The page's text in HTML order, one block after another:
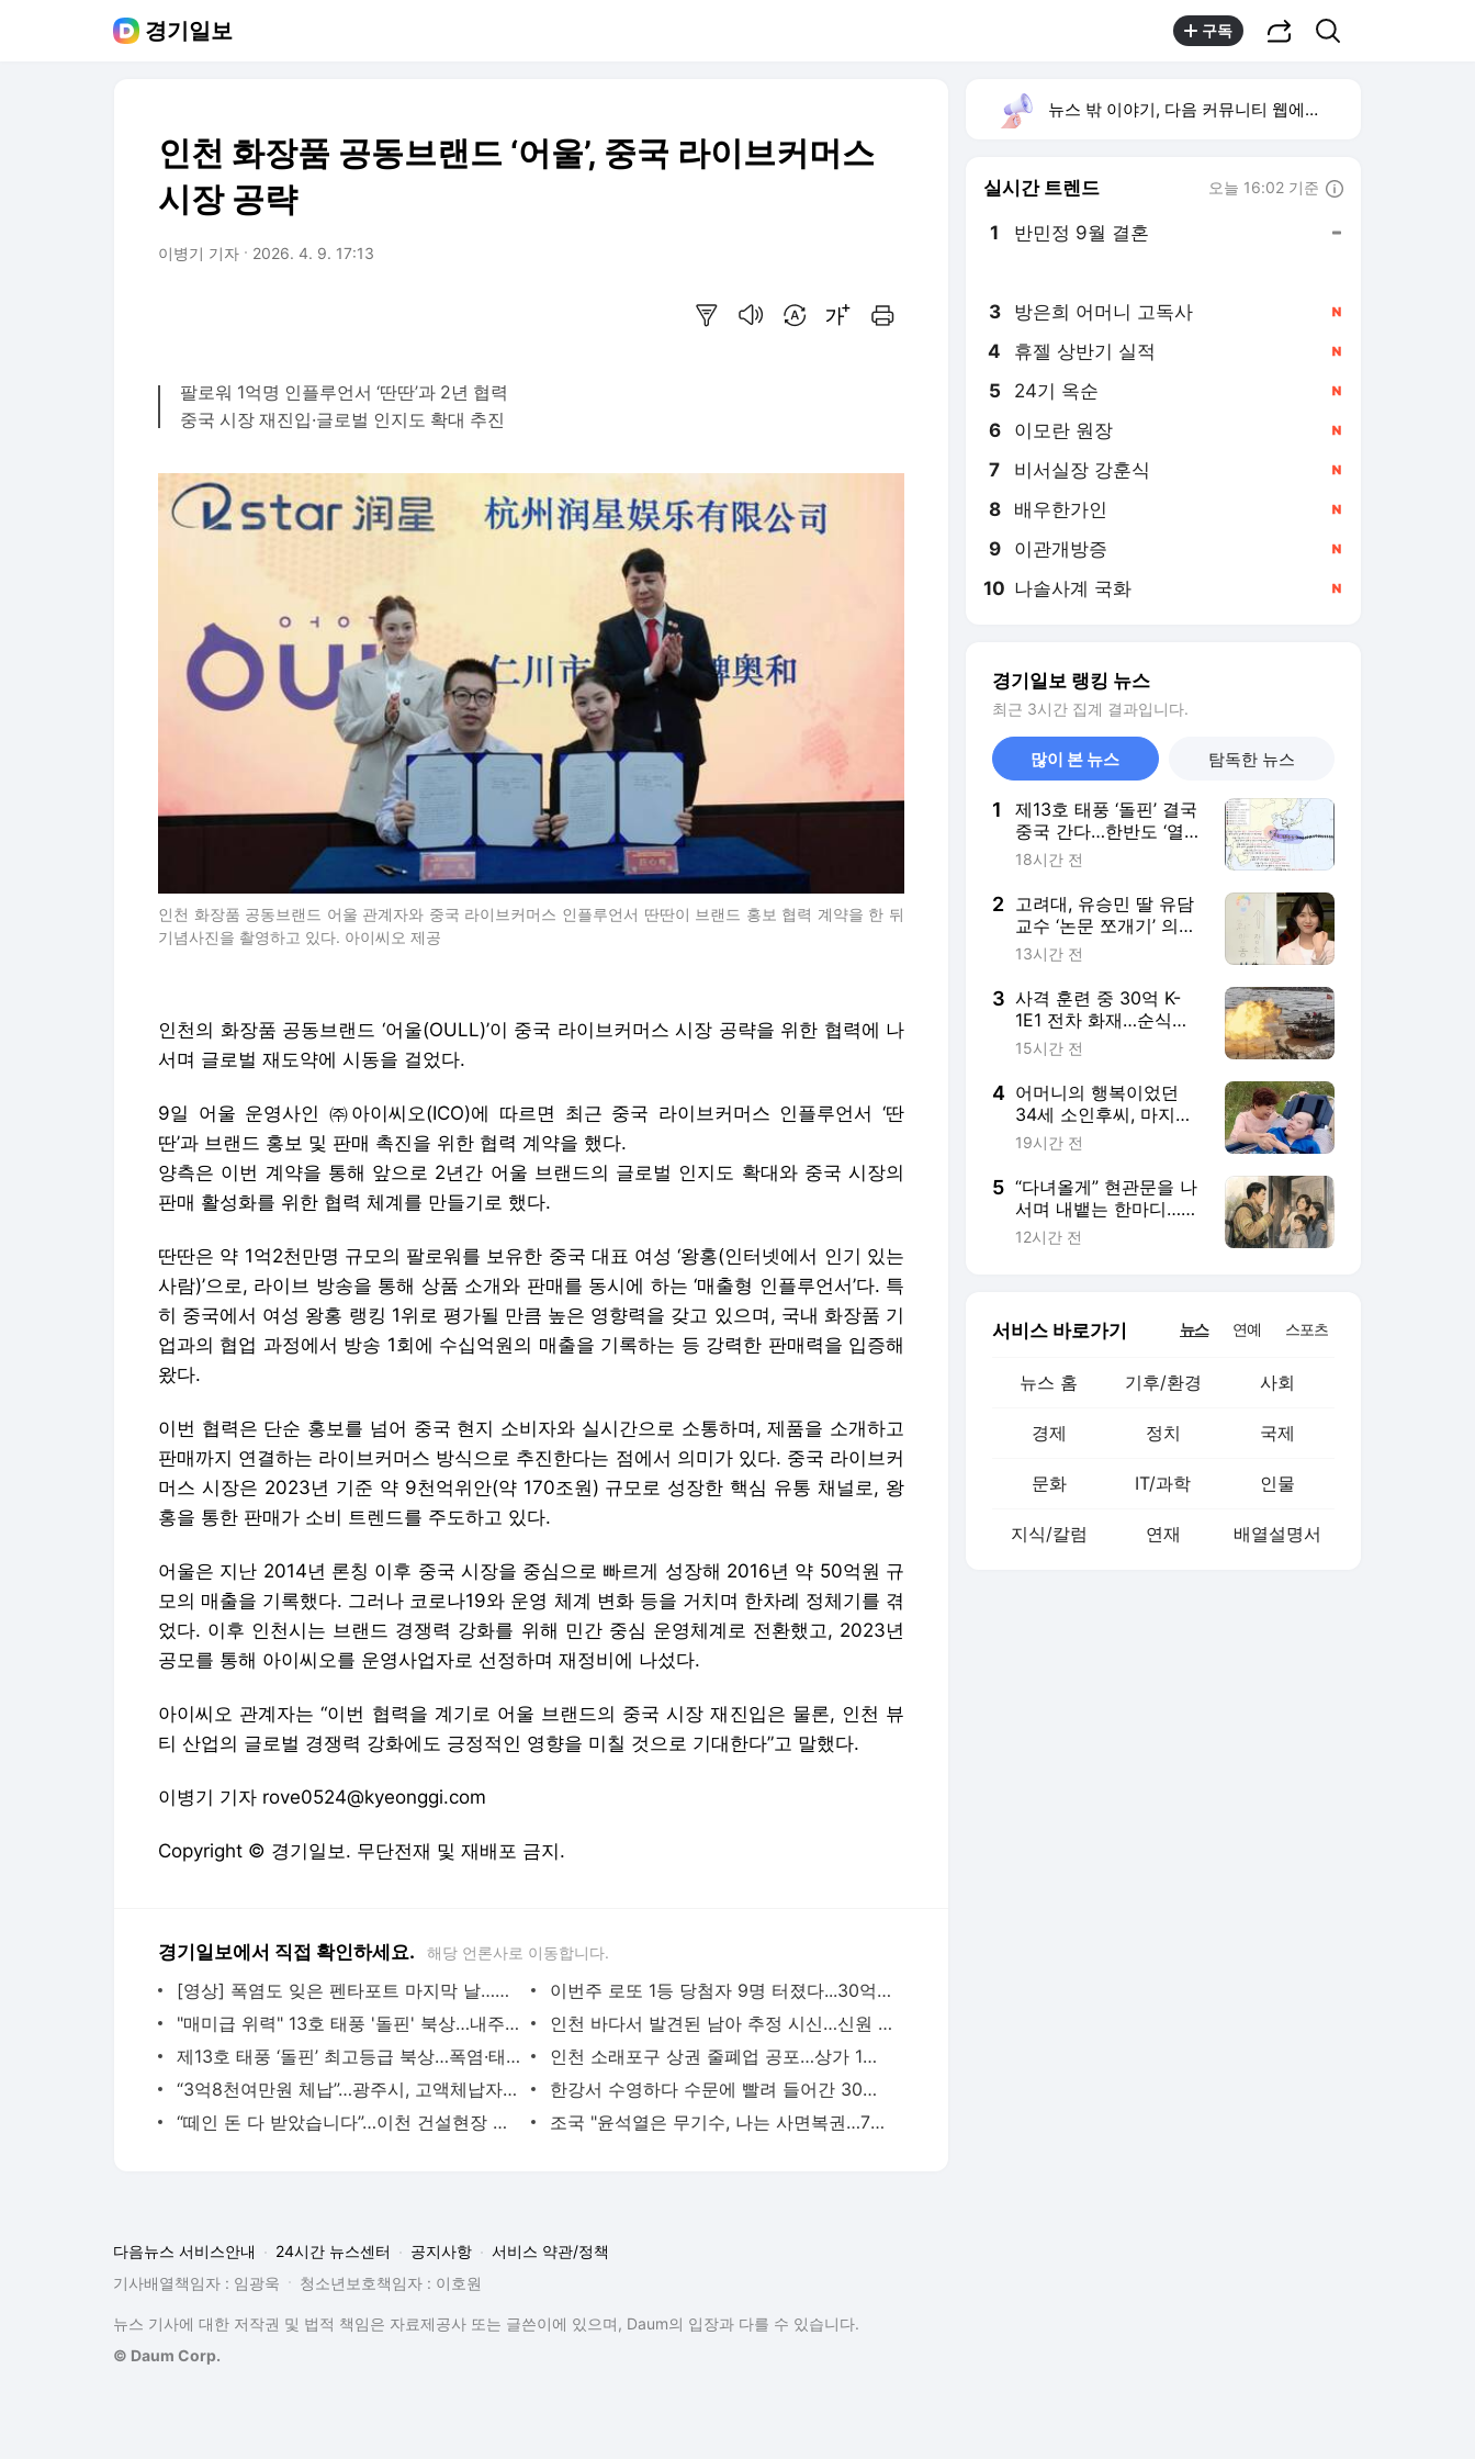
경기일보 구독
인천 화장품 공동브랜드 ‘어울’, 중국 라이브커머스
시장 공략
이병기 기자 2026. 4. 9. 17:13
팔로워 1억명 인플루언서 ‘딴딴’과 2년 협력
중국 시장 재진입·글로벌 인지도 확대 추진
인천 화장품 공동브랜드 어울 관계자와 중국 라이브커머스 인플루언서 딴딴이 브랜드 홍보 협력 계약을 한 뒤
기념사진을 촬영하고 있다. 아이씨오 제공
인천의 화장품 공동브랜드 ‘어울(OULL)’이 중국 라이브커머스 시장 공략을 위한 협력에 나
서며 글로벌 재도약에 시동을 걸었다.
9일 어울 운영사인 ㈜아이씨오(ICO)에 따르면 최근 중국 라이브커머스 인플루언서 ‘딴
딴’과 브랜드 홍보 및 판매 촉진을 위한 협력 계약을 했다.
양측은 이번 계약을 통해 앞으로 2년간 어울 브랜드의 글로벌 인지도 확대와 중국 시장의
판매 활성화를 위한 협력 체계를 만들기로 했다.
딴딴은 약 1억2천만명 규모의 팔로워를 보유한 중국 대표 여성 ‘왕홍(인터넷에서 인기 있는
사람)’으로, 라이브 방송을 통해 상품 소개와 판매를 동시에 하는 ‘매출형 인플루언서’다. 특
히 중국에서 여성 왕홍 랭킹 1위로 평가될 만큼 높은 영향력을 갖고 있으며, 국내 화장품 기
업과의 협업 과정에서 방송 1회에 수십억원의 매출을 기록하는 등 강력한 판매력을 입증해
왔다.
이번 협력은 단순 홍보를 넘어 중국 현지 소비자와 실시간으로 소통하며, 제품을 소개하고
판매까지 연결하는 라이브커머스 방식으로 추진한다는 점에서 의미가 있다. 중국 라이브커
머스 시장은 2023년 기준 약 9천억위안(약 170조원) 규모로 성장한 핵심 유통 채널로, 왕
홍을 통한 판매가 소비 트렌드를 주도하고 있다.
어울은 지난 2014년 론칭 이후 중국 시장을 중심으로 빠르게 성장해 2016년 약 50억원 규
모의 매출을 기록했다. 그러나 코로나19와 운영 체계 변화 등을 거치며 한차례 정체기를 겪
었다. 이후 인천시는 브랜드 경쟁력 강화를 위해 민간 중심 운영체계로 전환했고, 2023년
공모를 통해 아이씨오를 운영사업자로 선정하며 재정비에 나섰다.
아이씨오 관계자는 “이번 협력을 계기로 어울 브랜드의 중국 시장 재진입은 물론, 인천 뷰
티 산업의 글로벌 경쟁력 강화에도 긍정적인 영향을 미칠 것으로 기대한다”고 말했다.
이병기 기자 rove0524@kyeonggi.com
Copyright © 경기일보. 무단전재 및 재배포 금지.
경기일보에서 직접 확인하세요. 해당 언론사로 이동합니다.
[영상] 폭염도 잊은 펜타포트 마지막 날…송도는 ‘청춘의 떼창’으로 물들었다 [2026 인천펜타포
이번주 로또 1등 당첨자 9명 터졌다...30억원 나온 명당은 어디
"매미급 위력" 13호 태풍 '돌핀' 북상…내주 폭염 향방 가른다
인천 바다서 발견된 남아 추정 시신…신원 확인 난항
제13호 태풍 ‘돌핀’ 최고등급 북상…폭염·태풍 이중고 ‘비상’
인천 소래포구 상권 줄폐업 공포…상가 1층 절반 ‘텅텅’ [현장, 그곳＆]
“3억8천여만원 체납”…광주시, 고액체납자 가택수색해 현장 징수
한강서 수영하다 수문에 빨려 들어간 30대...20분 만에 심정지 상태로 구조
“떼인 돈 다 받았습니다”…이천 건설현장 일용직 116명 체불임금 싹 다 받아줬다
조국 "윤석열은 무기수, 나는 사면복권…7년 만에 운명 엇갈려"
뉴스 밖 이야기, 다음 커뮤니티 웹에서 보기
실시간 트렌드 오늘 16:02 기준
1 반민정 9월 결혼
3 방은희 어머니 고독사
4 휴젤 상반기 실적
5 24기 옥순
6 이모란 원장
7 비서실장 강훈식
8 배우한가인
9 이관개방증
10 나솔사계 국화
경기일보 랭킹 뉴스
최근 3시간 집계 결과입니다.
많이 본 뉴스 탐독한 뉴스
1
제13호 태풍 ‘돌핀’ 결국
중국 간다…한반도 ‘열풍
폭탄’ 안길 듯
18시간 전
2 고려대, 유승민 딸 유담
교수 ‘논문 쪼개기’ 의혹
“연구부정 아니다” 결론
13시간 전
3 사격 훈련 중 30억 K-
1E1 전차 화재…순식간
에 '전소 수준'
15시간 전
4 어머니의 행복이었던
34세 소인후씨, 마지막
순간 4명에 새 생명 ‘선
19시간 전
5 “다녀올게” 현관문을 나
서며 내뱉는 한마디…같
은 제복을 입는 1천여 명
12시간 전
서비스 바로가기 뉴스 연예 스포츠
뉴스 홈 기후/환경 사회
경제 정치 국제
문화 IT/과학 인물
지식/칼럼 연재 배열설명서
다음뉴스 서비스안내 24시간 뉴스센터 공지사항
서비스 약관/정책
기사배열책임자 : 임광욱
청소년보호책임자 : 이호원
뉴스 기사에 대한 저작권 및 법적 책임은 자료제공사 또는 글쓴이에 있으며, Daum의 입장과 다를 수 있습니다.
© Daum Corp.